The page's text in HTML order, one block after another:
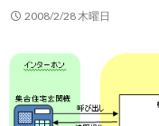
2008/2/28 木曜日